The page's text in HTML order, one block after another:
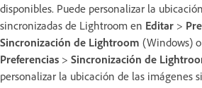
disponibles. Puede personalizar la
sincronizadas de Lightroom en Editar >
Sincronización de Lightroom (Windows) o
Preferencias > Sincronización de
personalizar la ubicación de las imágenes